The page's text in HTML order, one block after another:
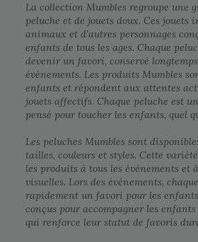
La collection Mumbles regroupe une
peluche et de jouets doux. Ces jouets
animaux et d’autres personnages
enfants de tous les ages. Chaque
devenir un favori, conservé
événements. Les produits Mumbles
enfants et répondent aux attentes
jouets affectifs. Chaque peluche est
pensé pour toucher les enfants, quel
Les peluches Mumbles sont
tailles, couleurs et styles. Cette
les produits à tous les événements et
visuelles. Lors des événements,
rapidement un favori pour les
conçus pour accompagner les enfants
qui renforce leur statut de favoris